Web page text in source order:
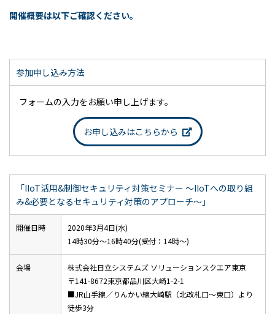
開催概要は以下ご確認ください。
参加申し込み方法
フォームの入力をお願い申し上げます。
お申し込みはこちらから
「IIoT活用&制御セキュリティ対策セミナー ～IIoTへの取り組
み&必要となるセキュリティ対策のアプローチ～」
開催日時
2020年3月4日(水)
14時30分～16時40分(受付：14時～)
会場
株式会社日立システムズ ソリューションスクエア東京
〒141-8672東京都品川区大崎1-2-1
■JR山手線／りんかい線大崎駅（北改札口～東口）より
徒歩3分